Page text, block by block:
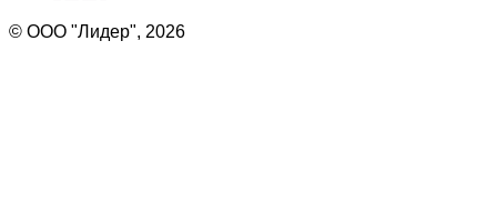
© ООО "Лидер", 2026